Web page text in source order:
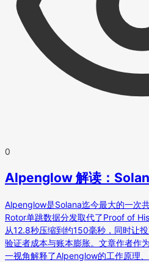
0
Alpenglow 解读：
Alpenglow是Solana迄今最大的一次
Rotor单跳数据分发取代了Proof of
从12.8秒压缩到约150毫秒，同时让
验证者成本与账本膨胀。文章作者作
一视角解释了Alpenglow的工作原理